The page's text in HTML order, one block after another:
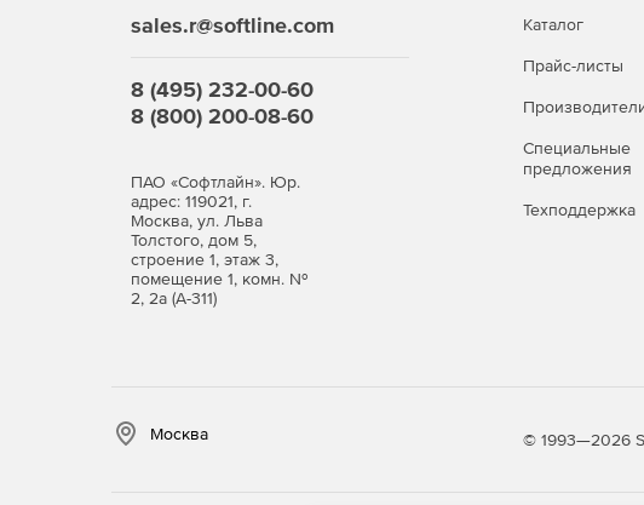
sales.r@softline.com
8 (495) 232-00-60
8 (800) 200-08-60
ПАО «Софтлайн». Юр.
адрес: 119021, г.
Москва, ул. Льва
Толстого, дом 5,
строение 1, этаж 3,
помещение 1, комн. №
2, 2а (А-311)
Каталог
Прайс-листы
Специальные
предложения
Техподдержка
Москва © 1993—2026